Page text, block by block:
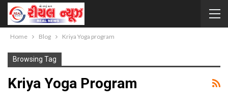
Home Blog Kriya Yoga program
Browsing Tag
Kriya Yoga Program